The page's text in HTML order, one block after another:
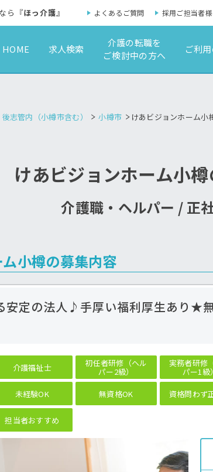
ら『ほっ介護』 よくあるご質問 採用ご担当者
HOME 求人検索
介護の転職を
ご検討中の方へ
ご利
後志管内（小樽市含む） 小樽市 けあビジョンホーム小
けあビジョンホーム小
介護職・ヘルパー / 正
小樽の募集内容
安定の法人♪手厚い福利厚生あり★
介護福祉士 初任者研修（ヘル
パー2級）
実務者研修
パー1級）
未経験OK 無資格OK 資格問わず
担当者おすすめ